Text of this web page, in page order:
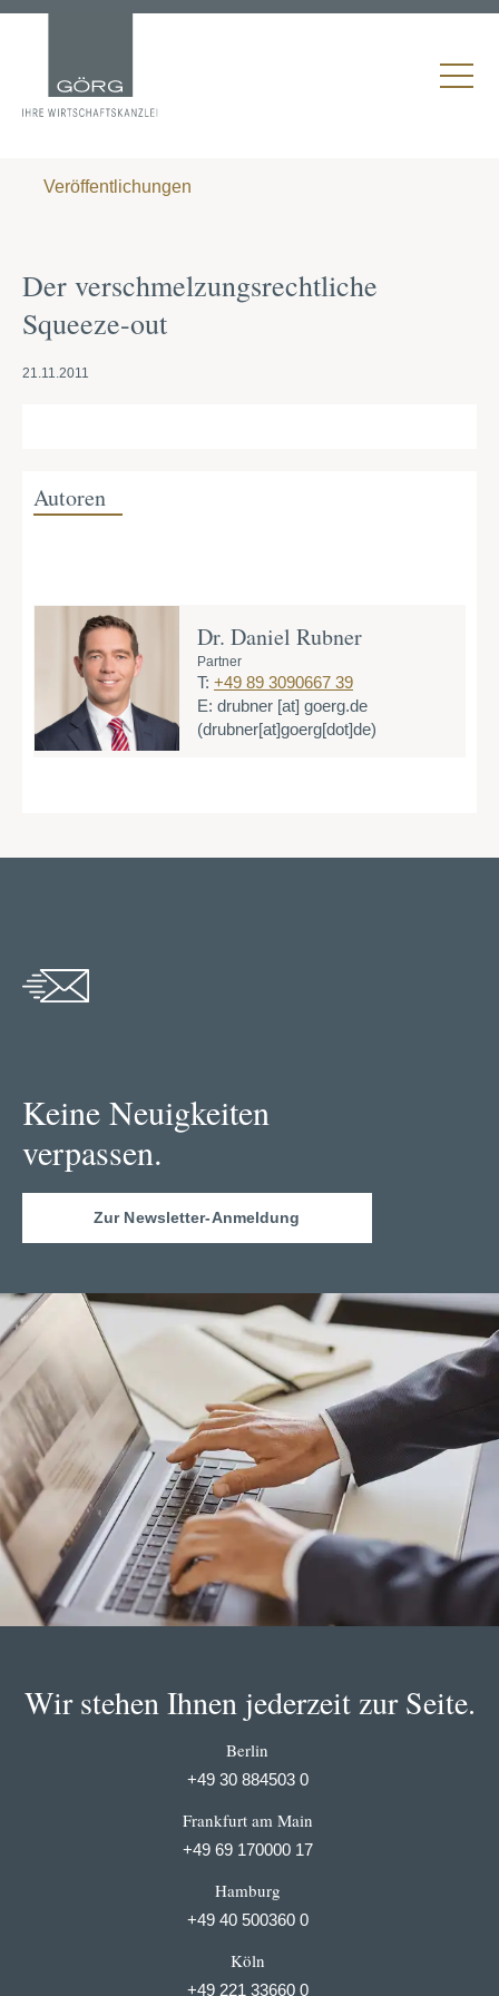
Veröffentlichungen
Der verschmelzungsrechtliche
Squeeze-out
21.11.2011
Autoren
Dr. Daniel Rubner
Partner
T: +49 89 3090667 39
E: drubner [at] goerg.de
(drubner[at]goerg[dot]de)
Keine Neuigkeiten
verpassen.
Zur Newsletter-Anmeldung
Wir stehen Ihnen jederzeit zur Seite.
Berlin
+49 30 884503 0
Frankfurt am Main
+49 69 170000 17
Hamburg
+49 40 500360 0
Köln
+49 221 33660 0